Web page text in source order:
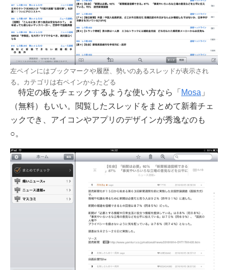
左ペインにはブックマークや履歴、勢いのあるスレッドが表示され
る。カテゴリは右ペインからたどる
特定の板をチェックするような使い方なら「 Mosa 」
（無料）もいい。閲覧したスレッドをまとめて新着チェ
ックでき、アイコンやアプリのデザインが秀逸なのも
○。